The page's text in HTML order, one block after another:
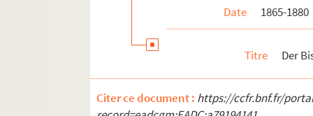
Date
1865-1880
Titre Der
Citer ce document : https://ccfr.bnf.fr/